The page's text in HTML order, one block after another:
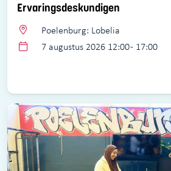
Ervaringsdeskundigen
Poelenburg: Lobelia
7 augustus 2026 12:00 - 17:00